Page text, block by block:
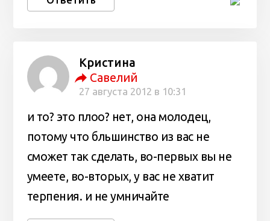
Кристина
Савелий
27 августа 2012 в 10:31
и то? это плоо? нет, она молодец,
потому что бльшинство из вас не
сможет так сделать, во-первых вы не
умеете, во-вторых, у вас не хватит
терпения. и не умничайте